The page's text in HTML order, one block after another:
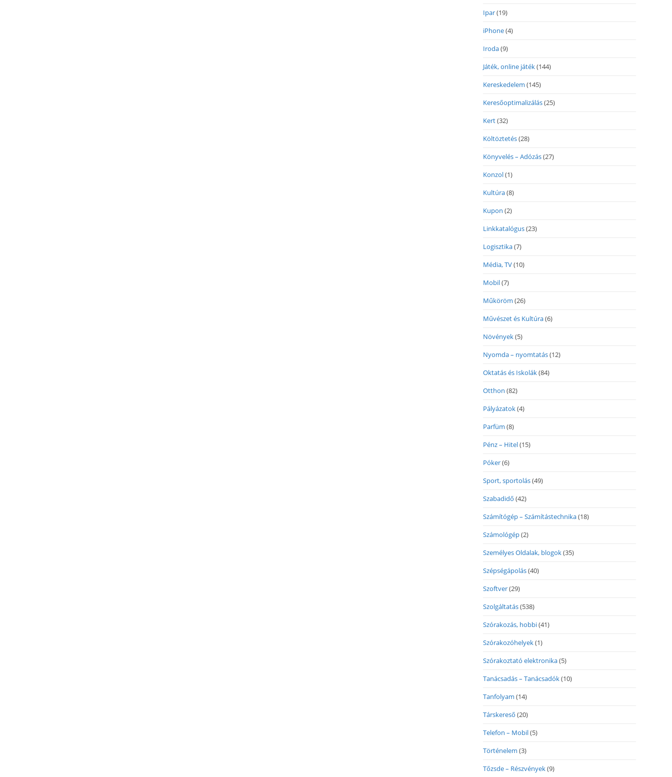
Ipar(19)
iPhone(4)
Iroda(9)
Játék, online játék(144)
Kereskedelem (145)
Keresőoptimalizálás(25)
Kert(32)
Költöztetés(28)
Könyvelés – Adózás(27)
Konzol(1)
Kultúra(8)
Kupon (2)
Linkkatalógus(23)
Logisztika(7)
Média, TV(10)
Mobil(7)
Műköröm (26)
Művészet és Kultúra(6)
Növények(5)
Nyomda – nyomtatás(12)
Oktatás és Iskolák(84)
Otthon (82)
Pályázatok(4)
Parfüm (8)
Pénz – Hitel(15)
Póker(6)
Sport, sportolás(49)
Szabadidő (42)
Számítógép – Számítástechnika(18)
Számológép(2)
Személyes Oldalak, blogok(35)
Szépségápolás(40)
Szoftver(29)
Szolgáltatás(538)
Szórakozás, hobbi(41)
Szórakozóhelyek(1)
Szórakoztató elektronika(5)
Tanácsadás – Tanácsadók(10)
Tanfolyam (14)
Társkereső (20)
Telefon – Mobil(5)
Történelem (3)
Tőzsde – Részvények(9)